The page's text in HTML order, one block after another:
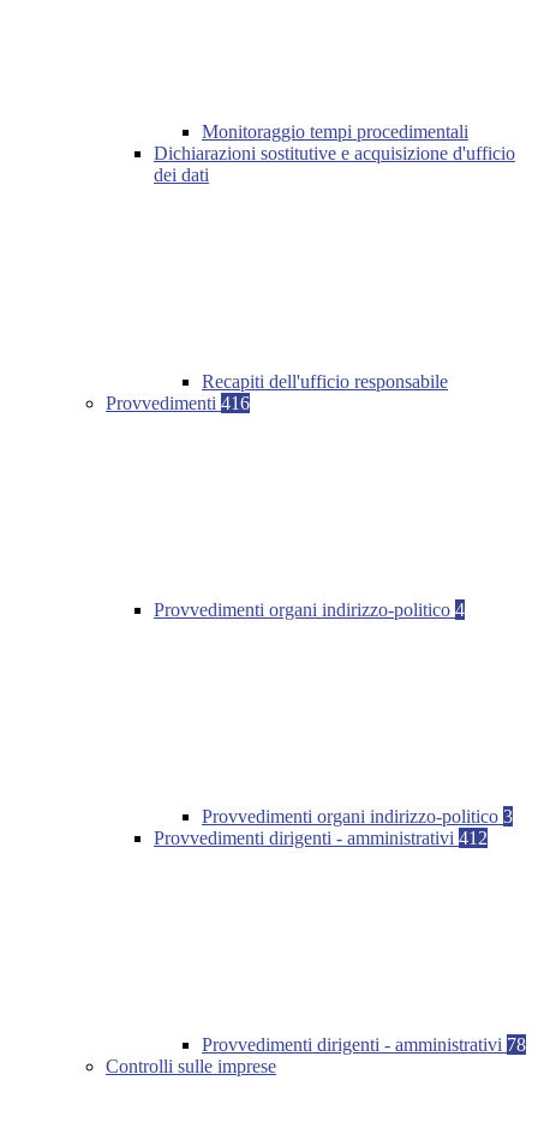
Monitoraggio tempi procedimentali
Dichiarazioni sostitutive e acquisizione d'ufficio
dei dati
Recapiti dell'ufficio responsabile
Provvedimenti 416
Provvedimenti organi indirizzo-politico 4
Provvedimenti organi indirizzo-politico 3
Provvedimenti dirigenti - amministrativi 412
Provvedimenti dirigenti - amministrativi 78
Controlli sulle imprese